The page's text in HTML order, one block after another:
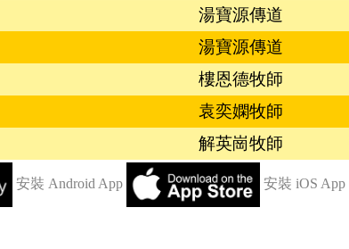
湯寶源傳道
湯寶源傳道
樓恩德牧師
袁奕嫻牧師
解英崗牧師
安裝 Android App 安裝 iOS App